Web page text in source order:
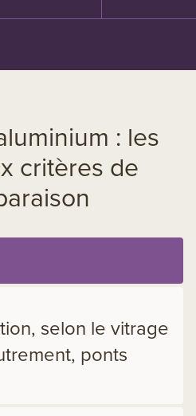
: les
critères de
selon le vitrage
ponts